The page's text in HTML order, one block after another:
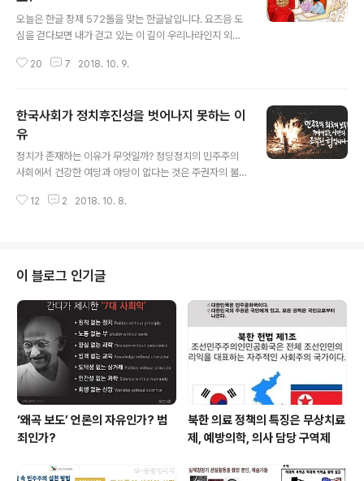
오늘은 한글 창제 572돌을 맞는 한글날입니다. 요즈음 도
심을 걷다보면 내가 걷고 있는 이 길이 우리나라인지 외국
니다. 외래어도 아닌 외국어를 버젓이 간판에 적어 놓은 집
는 더더욱 그렇습니다. 전문용어까지 뒤섞여 알아보지 못
할 글들로 뒤범벅이 되어 있습니다. 신문은 말할 것도 없고
공중파의 한글 오염은 듣는 이들의 마음을 불편하게 합니
다. 우리말 우리글로 표현을 못하는 미완성 문자이기 때문
일까요? 혹 영어를 섞어 쓰면 더 고급스럽고 귀태나게 보이
는 열등 콤플렉스 때문은 아닐까요? 우리나라 사람들의 영
20 7 2018. 10. 9.
한국사회가 정치후진성을 벗어나지 못하는 이
유
정치가 존재하는 이유가 무엇일까? 정당정치의 민주주의
사회에서 건강한 여당과 야당이 없다는 것은 주권자의 불
을 제대로 못하는 사회에는 민주주의가 꽃피는 건강한 사
아가는 공존의 세상이 가능할까? ‘사람사는 세상 노무현 재
단’ 이사장 자격으로 방북한 이해찬 더불어민주당 대표가
‘10.4 선언 11주년’ 행사에 참석해 북측 정치인들을 만난
자리에서 “우리가 정권을 빼앗기면 또 (남북 국회회담을)
못하기 때문에 제가 살아 있는 한 절대 (정권을) 안 빼앗기
게 단단히 마음먹고 있다”고 말해 ..
12 2 2018. 10. 8.
이 블로그 인기글
‘왜곡 보도’ 언론의 자유인가? 범
죄인가?
북한 의료 정책의 특징은 무상치료
제, 예방의학, 의사 담당 구역제